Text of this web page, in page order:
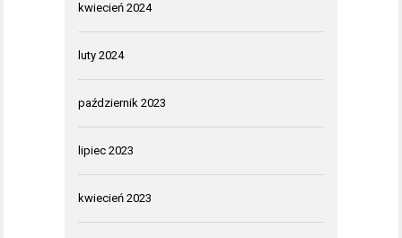
kwiecień 2024
luty 2024
październik 2023
lipiec 2023
kwiecień 2023